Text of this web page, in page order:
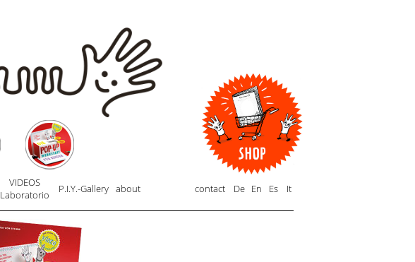
contact De En Es It
VIDEOS
Laboratorio
P.I.Y.-Gallery about